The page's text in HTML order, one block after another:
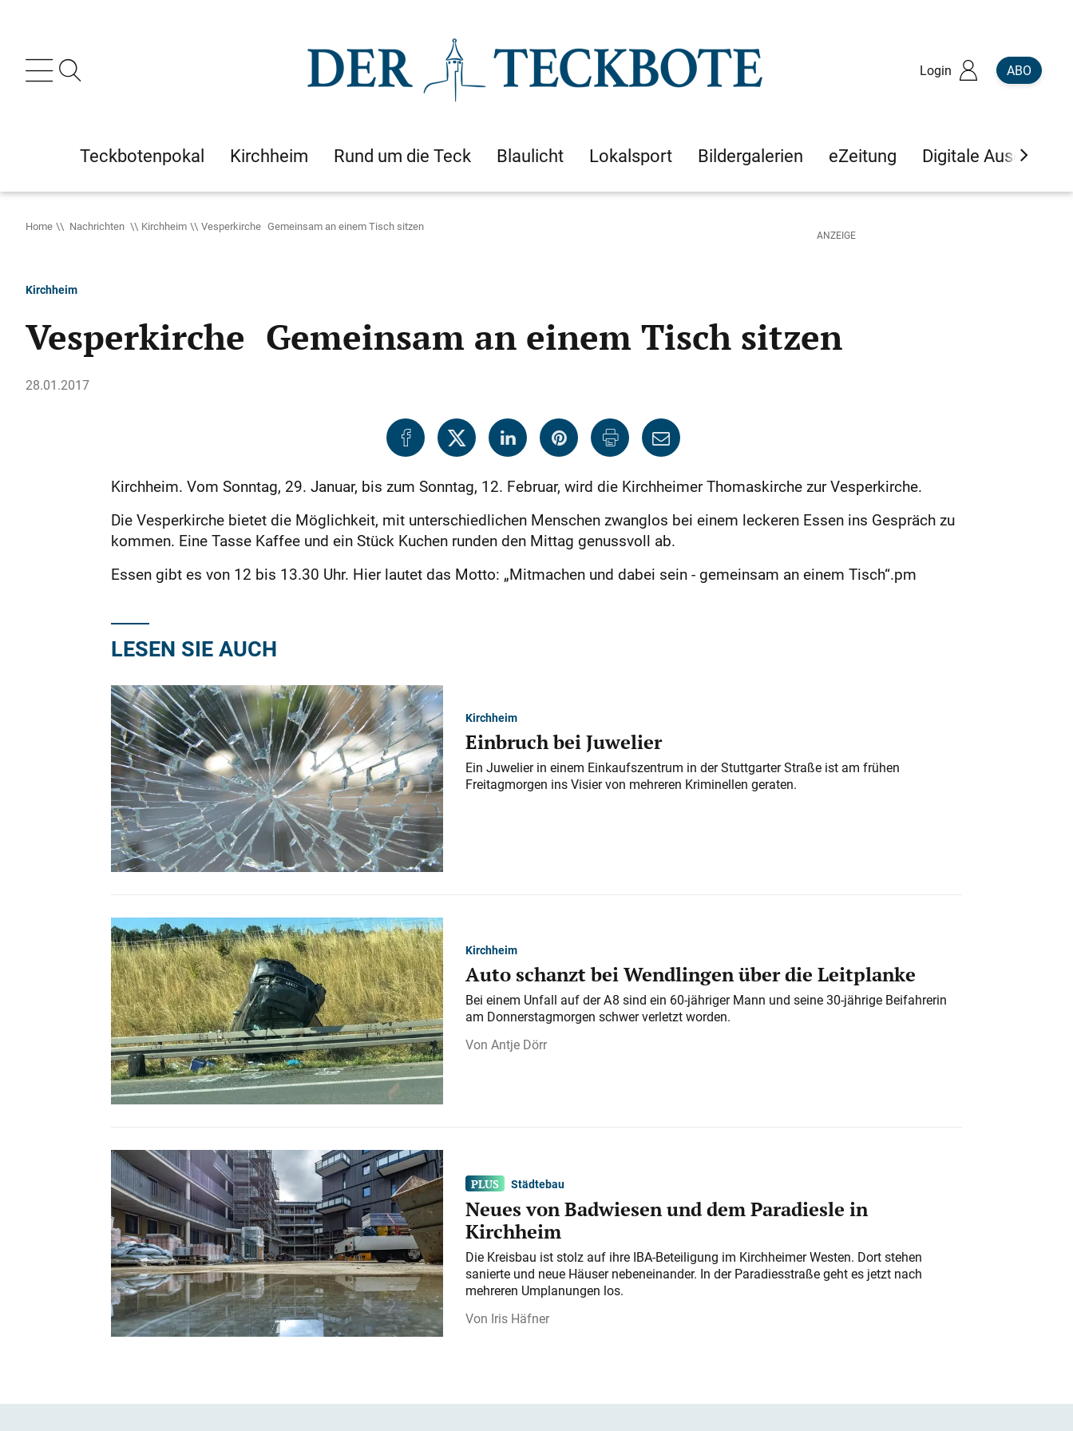
Login ABO
Teckbotenpokal Kirchheim Rund um die Teck Blaulicht Lokalsport Bildergalerien eZeitung Digitale Ausgaben
Home Nachrichten Kirchheim Vesperkirche Gemeinsam an einem Tisch sitzen
Kirchheim
Vesperkirche Gemeinsam an einem Tisch sitzen
28.01.2017
Kirchheim. Vom Sonntag, 29. Januar, bis zum Sonntag, 12. Februar, wird die Kirchheimer Thomaskirche zur Vesperkirche.
Die Vesperkirche bietet die Möglichkeit, mit unterschiedlichen Menschen zwanglos bei einem leckeren Essen ins Gespräch zu
kommen. Eine Tasse Kaffee und ein Stück Kuchen runden den Mittag genussvoll ab.
Essen gibt es von 12 bis 13.30 Uhr. Hier lautet das Motto: „Mitmachen und dabei sein - gemeinsam an einem Tisch“.pm
LESEN SIE AUCH
Kirchheim
Einbruch bei Juwelier
Ein Juwelier in einem Einkaufszentrum in der Stuttgarter Straße ist am frühen
Freitagmorgen ins Visier von mehreren Kriminellen geraten.
Kirchheim
Auto schanzt bei Wendlingen über die Leitplanke
Bei einem Unfall auf der A 8 sind ein 60-jähriger Mann und seine 30-jährige Beifahrerin
am Donnerstagmorgen schwer verletzt worden.
Antje Dörr
Städtebau
Neues von Badwiesen und dem Paradiesle in
Kirchheim
Die Kreisbau ist stolz auf ihre IBA-Beteiligung im Kirchheimer Westen. Dort stehen
sanierte und neue Häuser nebeneinander. In der Paradiesstraße geht es jetzt nach
mehreren Umplanungen los.
Iris Häfner